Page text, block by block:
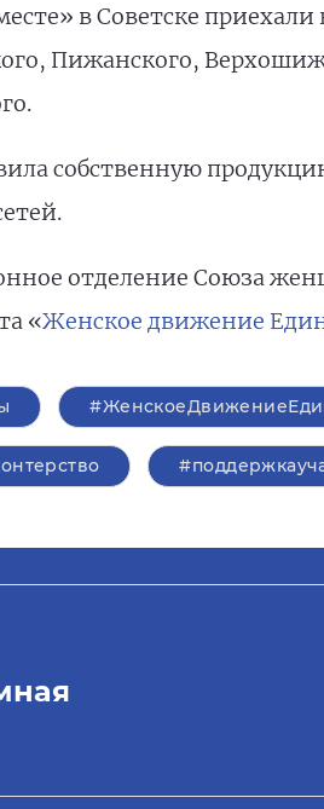
в Советске
Пижанского,
собственную
отделение Союза
«Женское движение